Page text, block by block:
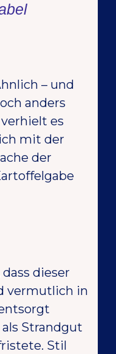
– und
anders
verhielt es
mit der
der
dieser
vermutlich in
Strandgut
Stil